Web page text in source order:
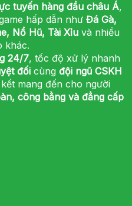
tuyến hàng đầu châu Á,
hấp dẫn như Đá Gà,
Nổ Hũ, Tài Xỉuvà nhiều
khác.
24/7, tốc độ xử lý nhanh
đốicùng đội ngũ CSKH
mang đến cho người
công bằng và đẳng cấp